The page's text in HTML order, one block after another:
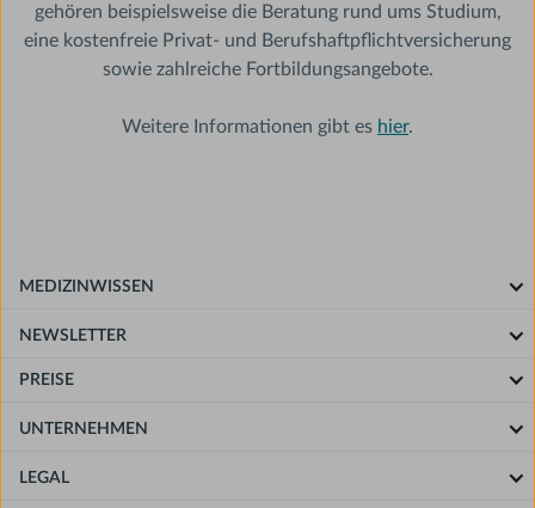
gehören beispielsweise die Beratung rund ums Studium,
eine kostenfreie Privat- und Berufshaftpflichtversicherung
sowie zahlreiche Fortbildungsangebote.
Weitere Informationen gibt es hier.
MEDIZINWISSEN
NEWSLETTER
PREISE
UNTERNEHMEN
LEGAL